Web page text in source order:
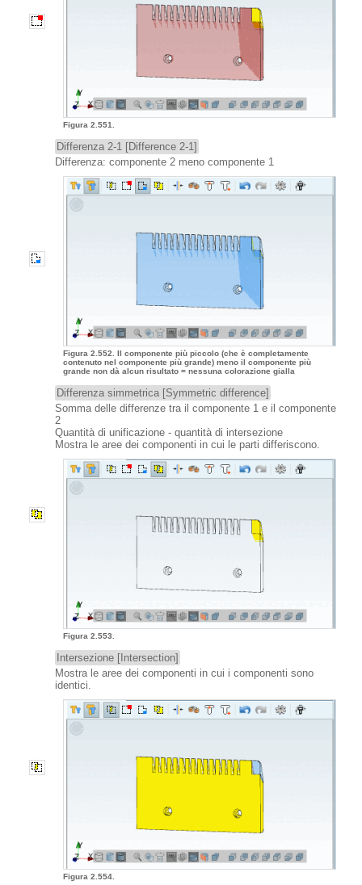
Figura 2.551.
Differenza 2-1 [Difference 2-1]
Differenza: componente 2 meno componente 1
Figura 2.552. Il componente più piccolo (che è completamente
contenuto nel componente più grande) meno il componente più
grande non dà alcun risultato = nessuna colorazione gialla
Differenza simmetrica [Symmetric difference]
Somma delle differenze tra il componente 1 e il componente
2
Quantità di unificazione - quantità di intersezione
Mostra le aree dei componenti in cui le parti differiscono.
Figura 2.553.
Intersezione [Intersection]
Mostra le aree dei componenti in cui i componenti sono
identici.
Figura 2.554.